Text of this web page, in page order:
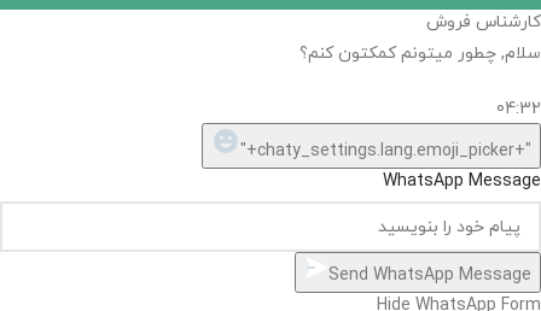
کارشناس فروش
سلام, چطور میتونم کمکتون کنم؟
04:32
"+chaty_settings.lang.emoji_picker+"
WhatsApp Message
Send WhatsApp Message
Hide WhatsApp Form